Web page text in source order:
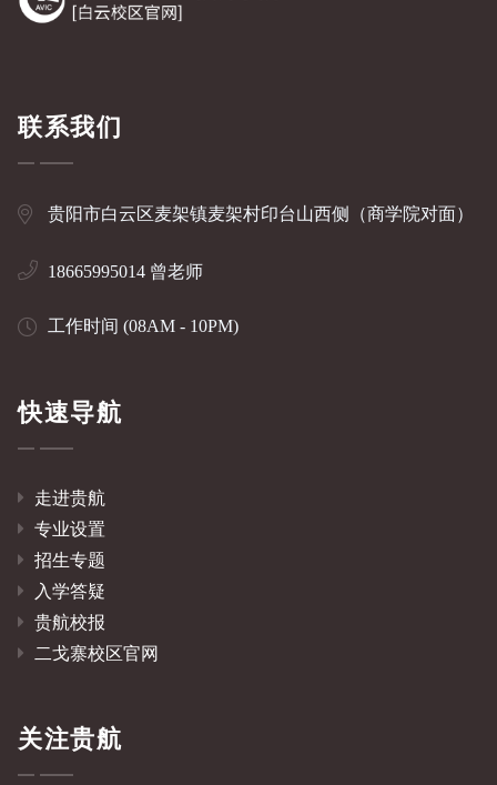
联系我们
贵阳市白云区麦架镇麦架村印台山西侧（商学院对面）
18665995014 曾老师
工作时间 (08AM - 10PM)
快速导航
走进贵航
专业设置
招生专题
入学答疑
贵航校报
二戈寨校区官网
关注贵航